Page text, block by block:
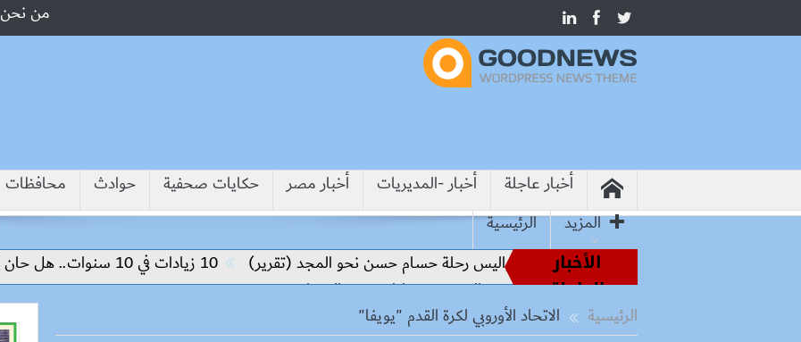
من نحن
أخبار عاجلة أخبار -المديريات أخبار مصر حكايات صحفية حوادث محافظات
المزيد
الرئيسية
الأخبار
العاجلة
أساطير الملاعب إلى قيادة الفراعنة.. كواليس رحلة حسام حسن نحو المجد (تقرير) 10 زيادات في 10 سنوات.. هل حان الوقت لرفع دعم البنزين نهائيا؟
بيطرية بأسوان لتحصين الكلاب الحرة والحد من مخاطر مرض السعار
الرئيسية الاتحاد الأوروبي لكرة القدم "يويفا"